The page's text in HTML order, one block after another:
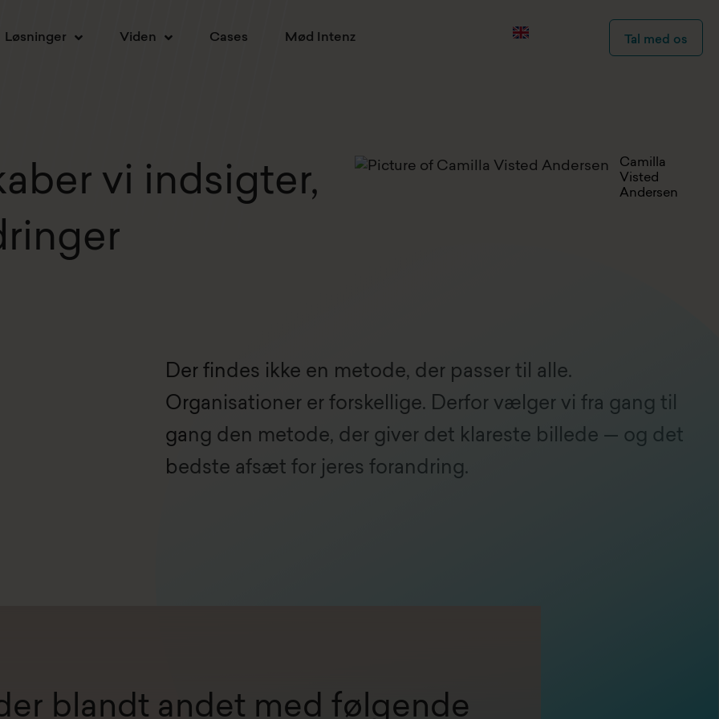
Løsninger Viden Cases Mød Intenz Tal med os
vi indsigter,
Camilla
Visted
Andersen
Der findes ikke en metode, der passer til alle.
Organisationer er forskellige. Derfor vælger vi fra gang til
gang den metode, der giver det klareste billede — og det
bedste afsæt for jeres forandring.
blandt andet med følgende